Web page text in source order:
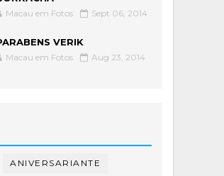
Macau em Fotos Sept 06, 2014
VERIK
Macau em Fotos Aug 23, 2014
ANIVERSARIANTE